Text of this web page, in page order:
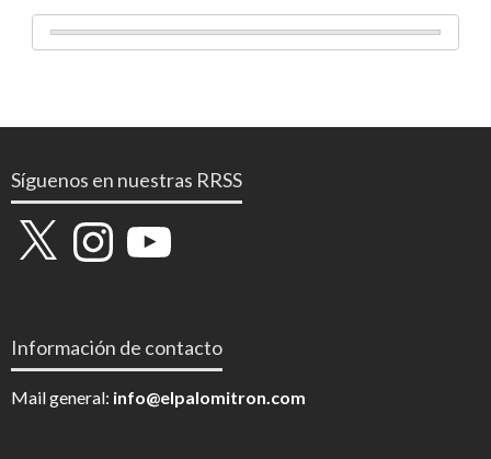
Síguenos en nuestras RRSS
X InstagramYouTube
Información de contacto
Mail general: info@elpalomitron.com